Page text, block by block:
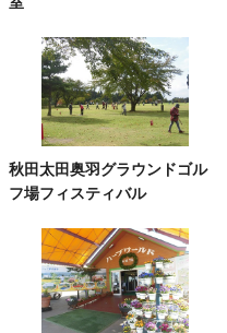
秋田太田奥羽グラウンドゴル
フ場フィスティバル